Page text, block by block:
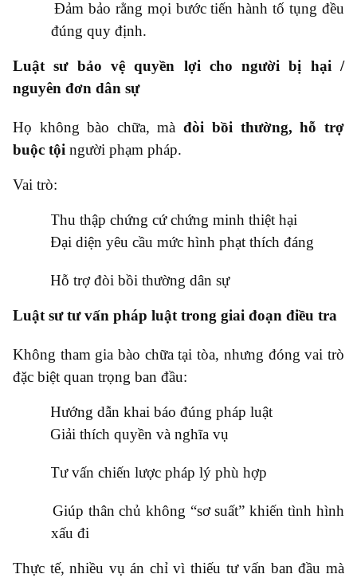
Đảm bảo rằng mọi bước tiến hành tố tụng đều
đúng quy định.
Luật sư bảo vệ quyền lợi cho người bị hại /
nguyên đơn dân sự
Họ không bào chữa, mà đòi bồi thường, hỗ trợ
buộc tội người phạm pháp.
Vai trò:
Thu thập chứng cứ chứng minh thiệt hại
Đại diện yêu cầu mức hình phạt thích đáng
Hỗ trợ đòi bồi thường dân sự
Luật sư tư vấn pháp luật trong giai đoạn điều tra
Không tham gia bào chữa tại tòa, nhưng đóng vai trò
đặc biệt quan trọng ban đầu:
Hướng dẫn khai báo đúng pháp luật
Giải thích quyền và nghĩa vụ
Tư vấn chiến lược pháp lý phù hợp
Giúp thân chủ không “sơ suất” khiến tình hình
xấu đi
Thực tế, nhiều vụ án chỉ vì thiếu tư vấn ban đầu mà